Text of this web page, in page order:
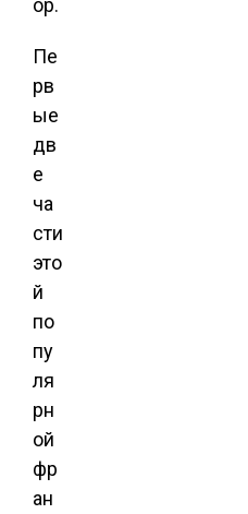
ор.
Пе
рв
ые
дв
е
ча
сти
это
й
по
пу
ля
рн
ой
фр
ан